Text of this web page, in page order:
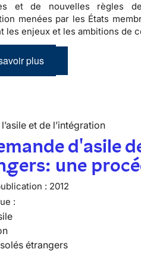
et de nouvelles règles
menées par les États
les enjeux et les ambitions de
plus
et de l’intégration
d'asile
une
: 2012
:
étrangers